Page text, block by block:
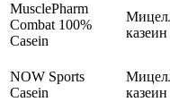
MusclePharm
Combat 100%
Casein
казеин
NOW Sports
Casein
казеин